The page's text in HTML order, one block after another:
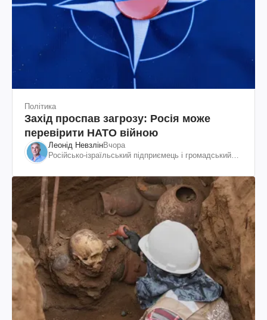
Політика
Захід проспав загрозу: Росія може
перевірити НАТО війною
Леонід НевзлінВчора
Російсько-ізраїльський підприємець і громадський